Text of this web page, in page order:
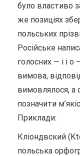
було властиво
же позиціях
польських
Російське
голосних — і і
вимова,
вимовлялося, а
позначити
Приклади:
Кліондвский
польська